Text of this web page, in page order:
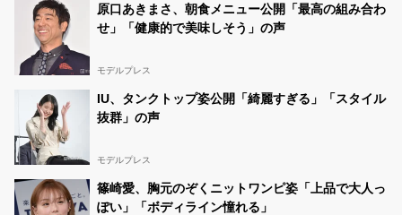
原口あきまさ、朝食メニュー公開「最高の組み合わ
せ」「健康的で美味しそう」の声
モデルプレス
IU、タンクトップ姿公開「綺麗すぎる」「スタイル
抜群」の声
モデルプレス
篠崎愛、胸元のぞくニットワンピ姿「上品で大人っ
ぽい」「ボディライン憧れる」